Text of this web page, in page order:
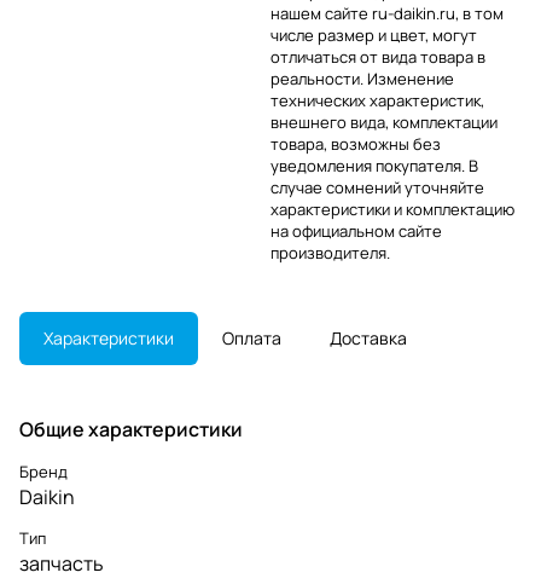
нашем сайте ru-daikin.ru, в том
числе размер и цвет, могут
отличаться от вида товара в
реальности. Изменение
технических характеристик,
внешнего вида, комплектации
товара, возможны без
уведомления покупателя. В
случае сомнений уточняйте
характеристики и комплектацию
на официальном сайте
производителя.
Характеристики Оплата Доставка
Общие характеристики
Бренд
Daikin
Тип
запчасть